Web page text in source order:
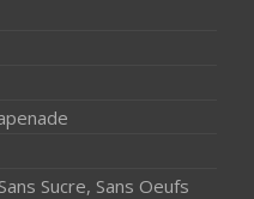
Sucre, Sans Oeufs